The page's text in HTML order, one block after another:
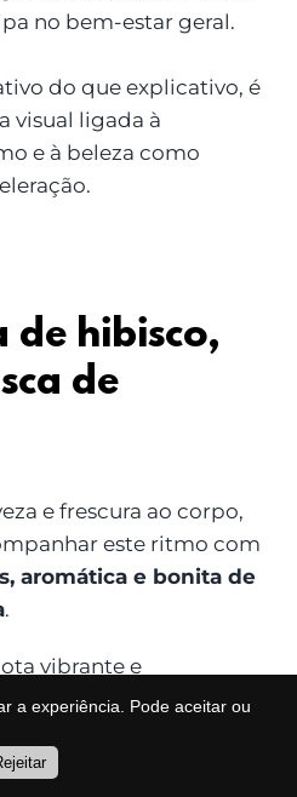
no bem-estar geral.
do que explicativo, é
visual ligada à
e à beleza como
de hibisco,
de
e frescura ao corpo,
este ritmo com
aromática e bonita de
.
vibrante e
canela dá
casca de laranja
um toque cítrico que
QUER SABER MAIS?
COM UM ESPECIALISTA
a experiência. Pode aceitar ou